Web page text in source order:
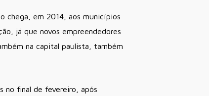
chega, em 2014, aos municípios
já que novos empreendedores
na capital paulista, também
no final de fevereiro, após